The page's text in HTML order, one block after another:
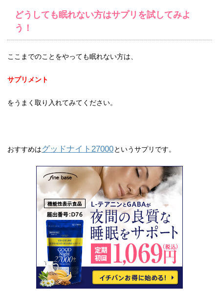
どうしても眠れない方はサプリを試してみよ
う！
ここまでのことをやっても眠れない方は、
サプリメント
をうまく取り入れてみてください。
おすすめはグッドナイト27000というサプリです。